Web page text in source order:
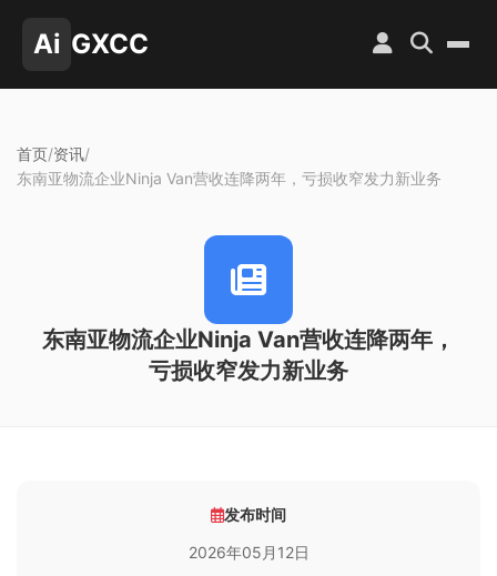
Ai GXCC
首页/资讯/
东南亚物流企业Ninja Van营收连降两年，亏损收窄发力新业务
东南亚物流企业Ninja Van营收连降两年，
亏损收窄发力新业务
发布时间
2026年05月12日